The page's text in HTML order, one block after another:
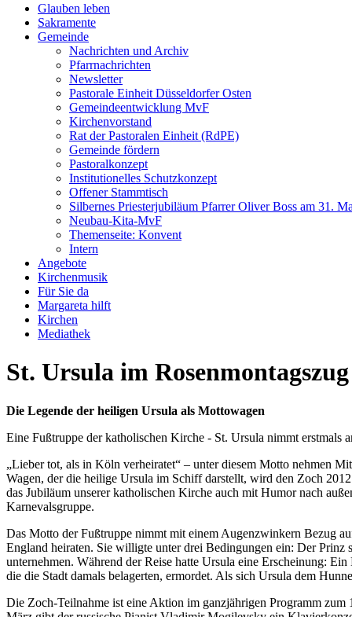
Glauben leben
Sakramente
Gemeinde
Nachrichten und Archiv
Pfarrnachrichten
Newsletter
Pastorale Einheit Düsseldorfer Osten
Gemeindeentwicklung MvF
Kirchenvorstand
Rat der Pastoralen Einheit (RdPE)
Gemeinde fördern
Pastoralkonzept
Institutionelles Schutzkonzept
Offener Stammtisch
Silbernes Priesterjubiläum Pfarrer Oliver Boss am 31.
Neubau-Kita-MvF
Themenseite: Konvent
Intern
Angebote
Kirchenmusik
Für Sie da
Margareta hilft
Kirchen
Mediathek
St. Ursula im Rosenmontagszug
Die Legende der heiligen Ursula als Mottowagen
Eine Fußtruppe der katholischen Kirche - St. Ursula nimmt erstmals
„Lieber tot, als in Köln verheiratet“ – unter diesem Motto nehmen
Wagen, der die heilige Ursula im Schiff darstellt, wird den Zoch
das Jubiläum unserer katholischen Kirche auch mit Humor nach
Karnevalsgruppe.
Das Motto der Fußtruppe nimmt mit einem Augenzwinkern Bezug
England heiraten. Sie willigte unter drei Bedingungen ein: Der Prinz
unternehmen. Während der Reise hatte Ursula eine Erscheinung:
die die Stadt damals belagerten, ermordet. Als sich Ursula dem
Die Zoch-Teilnahme ist eine Aktion im ganzjährigen Programm zum